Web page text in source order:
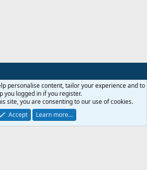
policy Help Home
R
NComputing Centerm
Ổ cứng Synology RAM Synology
personalise content, tailor your experience and to
you logged in if you register.
site, you are consenting to our use of cookies.
Accept
Learn more...